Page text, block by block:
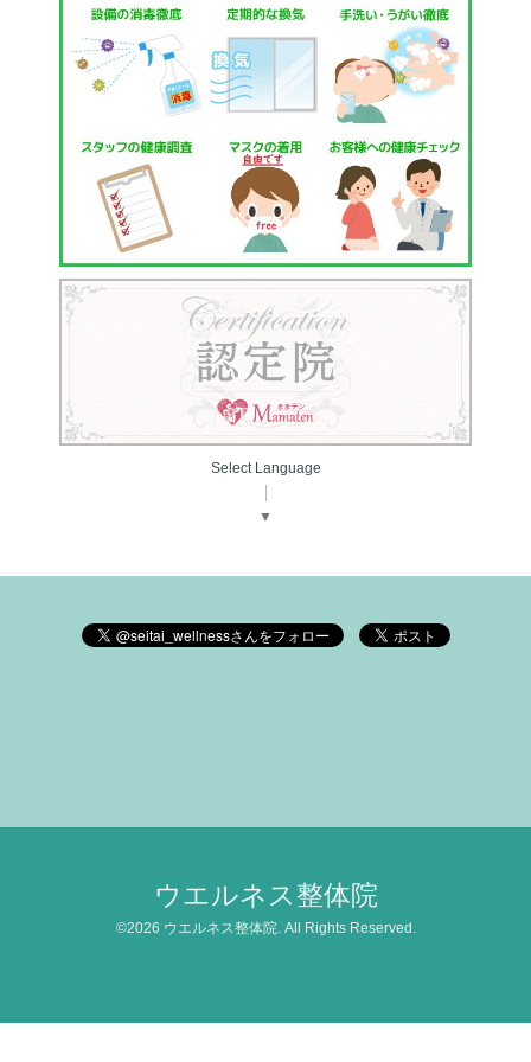
Select Language
▼
ウエルネス整体院
©2026 ウエルネス整体院. All Rights Reserved.